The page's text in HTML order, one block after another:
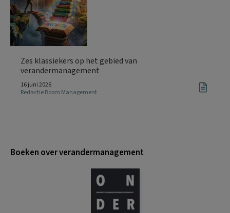
Zes klassiekers op het gebied van
verandermanagement
16 juni 2026
Redactie Boom Management
Boeken over verandermanagement